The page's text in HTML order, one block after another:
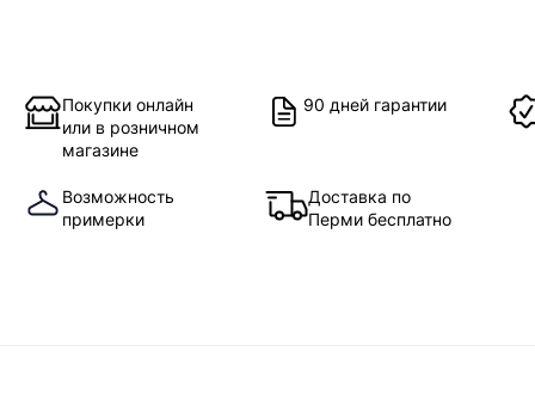
Покупки онлайн
или в розничном
магазине
90 дней гарантии
Возможность
примерки
Доставка по
Перми бесплатно